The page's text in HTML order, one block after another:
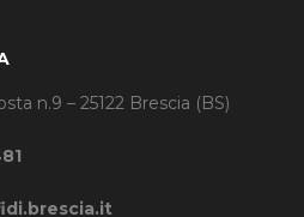
n.9 – 25122 Brescia (BS)